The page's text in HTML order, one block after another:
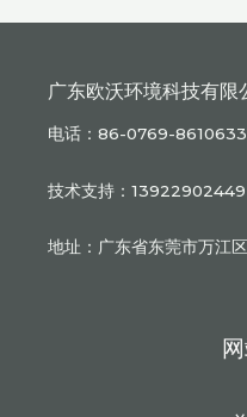
广东欧沃环境科技有限
电话：86-0769-
技术支持：
地址：广东省东莞市万江